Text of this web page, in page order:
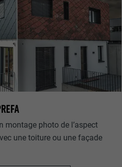
montage photo de l’aspect
une toiture ou une façade
EXPIRATION
UTILITÉ
NOM
EXPIRATION
EXPIRATION
UTILITÉ
NOM
EXPIRATION